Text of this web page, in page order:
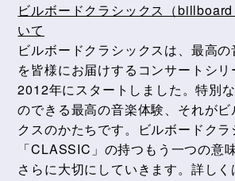
ビルボードクラシックス（
いて
ビルボードクラシックスは、最高
を皆様にお届けするコンサートシリ
2012年にスタートしました。特別
のできる最高の音楽体験、それが
クスのかたちです。ビルボードクラ
「CLASSIC」の持つもう一つの意
さらに大切にしていきます。詳しく